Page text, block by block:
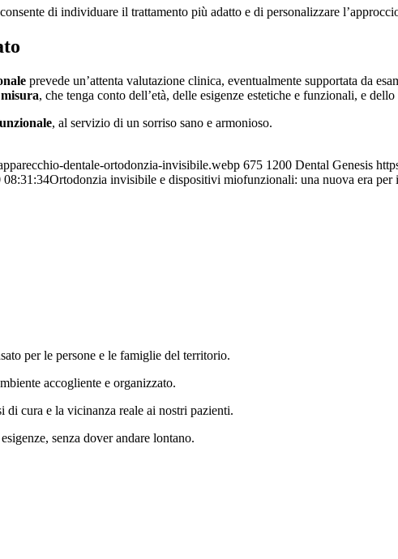
di individuare il trattamento più adatto e di personalizzare
prevede un’attenta valutazione clinica, eventualmente supportata da
, che tenga conto dell’età, delle esigenze estetiche e funzionali, e
, al servizio di un sorriso sano e armonioso.
dentale-ortodonzia-invisibile.webp 675 1200 Dental Genesis
08:31:34Ortodonzia invisibile e dispositivi miofunzionali: una nuova era per
per le persone e le famiglie del territorio.
accogliente e organizzato.
cura e la vicinanza reale ai nostri pazienti.
senza dover andare lontano.